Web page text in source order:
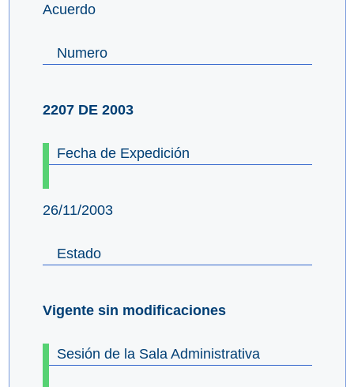
Acuerdo
Numero
2207 DE 2003
Fecha de Expedición
26/11/2003
Estado
Vigente sin modificaciones
Sesión de la Sala Administrativa